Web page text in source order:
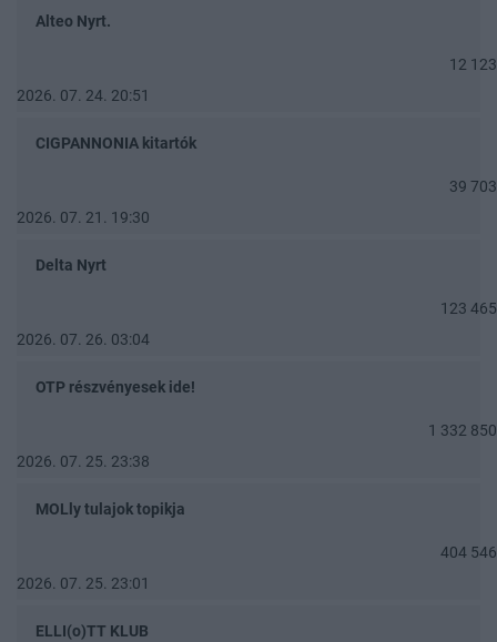
Alteo Nyrt.
12 123
2026. 07. 24. 20:51
CIGPANNONIA kitartók
39 703
2026. 07. 21. 19:30
Delta Nyrt
123 465
2026. 07. 26. 03:04
OTP részvényesek ide!
1 332 850
2026. 07. 25. 23:38
MOLly tulajok topikja
404 546
2026. 07. 25. 23:01
ELLI(o)TT KLUB